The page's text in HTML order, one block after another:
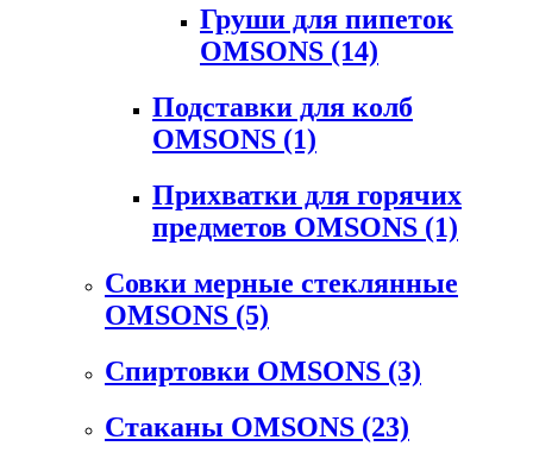
Груши для пипеток
OMSONS (14)
Подставки для колб
OMSONS (1)
Прихватки для горячих
предметов OMSONS (1)
Совки мерные стеклянные
OMSONS (5)
Спиртовки OMSONS (3)
Стаканы OMSONS (23)